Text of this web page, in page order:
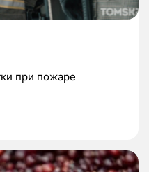
при пожаре